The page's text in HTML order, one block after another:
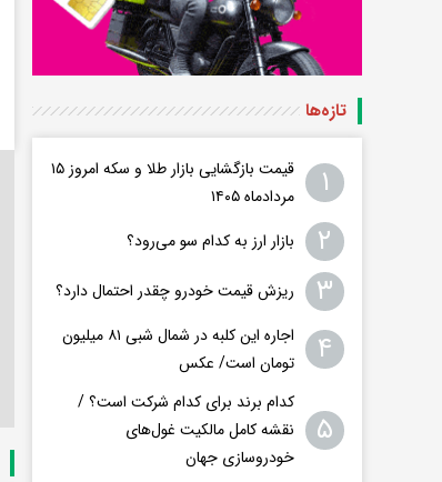
تازه‌ها
۱
قیمت بازگشایی بازار طلا و سکه امروز ۱۵
مردادماه ۱۴۰۵
۲ بازار ارز به کدام سو می‌رود؟
۳ ریزش قیمت خودرو چقدر احتمال دارد؟
۴
اجاره این کلبه در شمال شبی ۸۱ میلیون
تومان است/ عکس
۵
کدام برند برای کدام شرکت است؟ /
نقشه کامل مالکیت غول‌های
خودروسازی جهان